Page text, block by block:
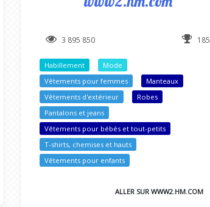
3 895 850 185
Habillement
Mode
Vêtements pour femmes
Manteaux
Vêtements d'extérieur
Robes
Pantalons et jeans
Vêtements pour bébés et tout-petits
T-shirts, chemises et hauts
Vêtements pour enfants
ALLER SUR WWW2.HM.COM